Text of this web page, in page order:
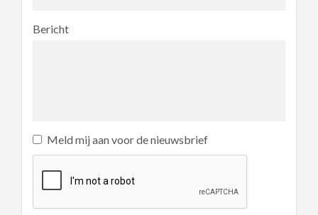
Bericht
Meld mij aan voor de nieuwsbrief